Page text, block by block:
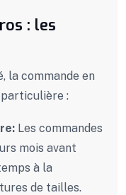
: les
la commande en
:
Les commandes
mois avant
à la
de tailles.